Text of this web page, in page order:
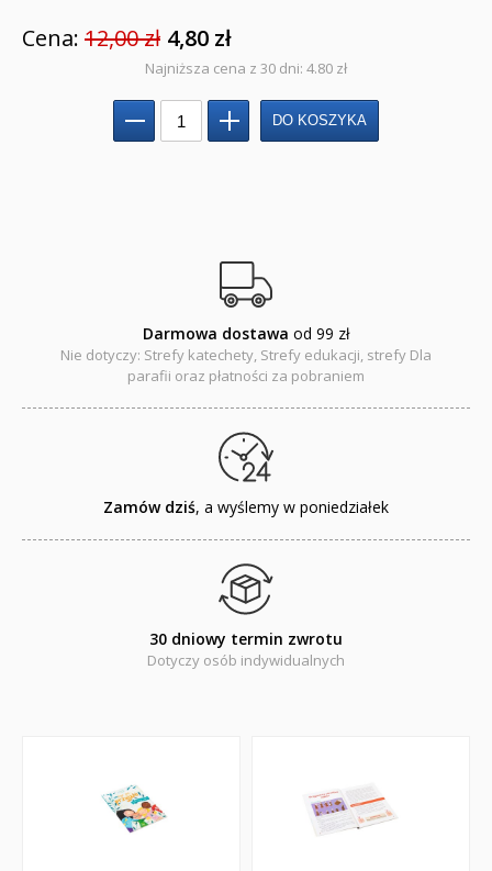
Adwent i Boże Narodzenie
Albumy pamiątkowe
Encyklopedie, leksykony
Edukacja przyrodnicza - Życie bez granic
Emocje i wartości
Książki religijne dla dzieci
PROMOCJA ZESTAWY STARTOWE KAKADU
Cena: 12,00 zł 4,80 zł
Najniższa cena z 30 dni: 4.80 zł
Darmowa dostawa od 99 zł
Nie dotyczy: Strefy katechety, Strefy edukacji, strefy Dla
parafii oraz płatności za pobraniem
Zamów dziś, a wyślemy w poniedziałek
30 dniowy termin zwrotu
Dotyczy osób indywidualnych